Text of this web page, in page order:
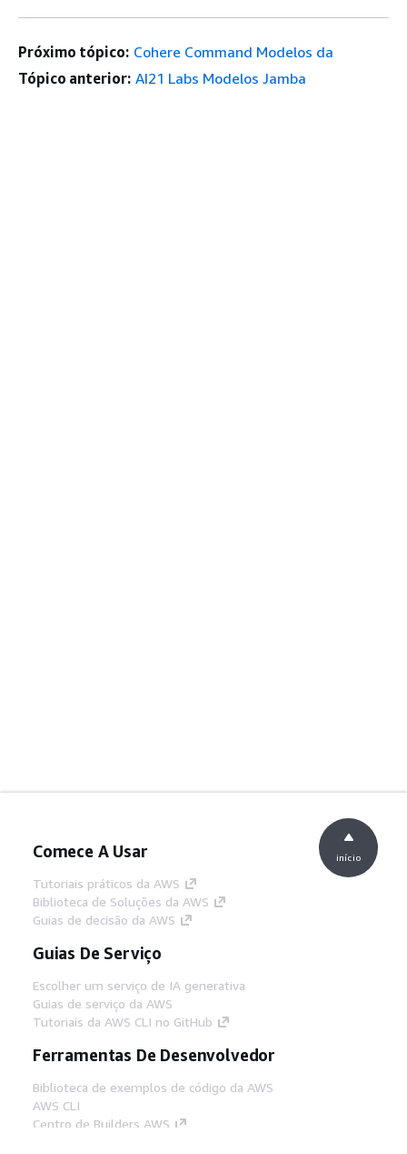
Próximo tópico: Cohere Command Modelos da
Tópico anterior: AI21 Labs Modelos Jamba
Comece A Usar
Tutoriais práticos da AWS
Biblioteca de Soluções da AWS
Guias de decisão da AWS
Guias De Serviço
Escolher um serviço de IA generativa
Guias de serviço da AWS
Tutoriais da AWS CLI no GitHub
Ferramentas De Desenvolvedor
Biblioteca de exemplos de código da AWS
AWS CLI
Centro de Builders AWS
início